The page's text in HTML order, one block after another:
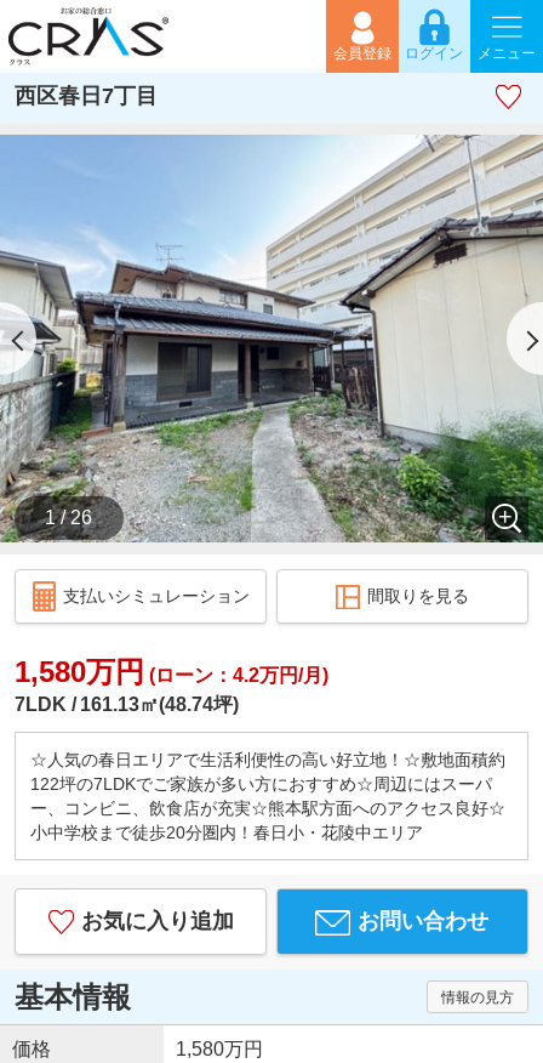
会員登録 ログイン メニュー
西区春日7丁目
1 / 26
支払いシミュレーション 間取りを見る
1,580万円 (ローン：4.2万円/月)
7LDK
161.13㎡(48.74坪)
☆人気の春日エリアで生活利便性の高い好立地！☆敷地面積約
122坪の7LDKでご家族が多い方におすすめ☆周辺にはスーパ
ー、コンビニ、飲食店が充実☆熊本駅方面へのアクセス良好☆
小中学校まで徒歩20分圏内！春日小・花陵中エリア
お気に入り追加 お問い合わせ
基本情報 情報の見方
価格 1,580万円